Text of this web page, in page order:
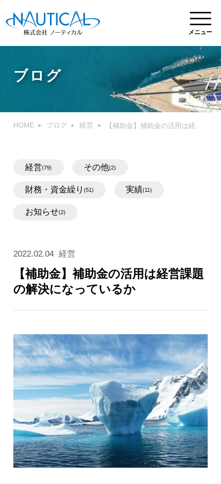
メニュー
ブログ
HOME ブログ 経営
2022.02.04 経営
【補助金】補助金の活用は経営課題
の解決になっているか
経営(79) その他(2)
財務・資金繰り (51) 実績(11)
お知らせ(2)